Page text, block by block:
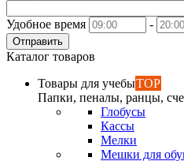
Удобное время -
Отправить
Каталог товаров
Товары для учебыTOP
Папки, пеналы, ранцы,
Глобусы
Кассы
Мелки
Мешки для